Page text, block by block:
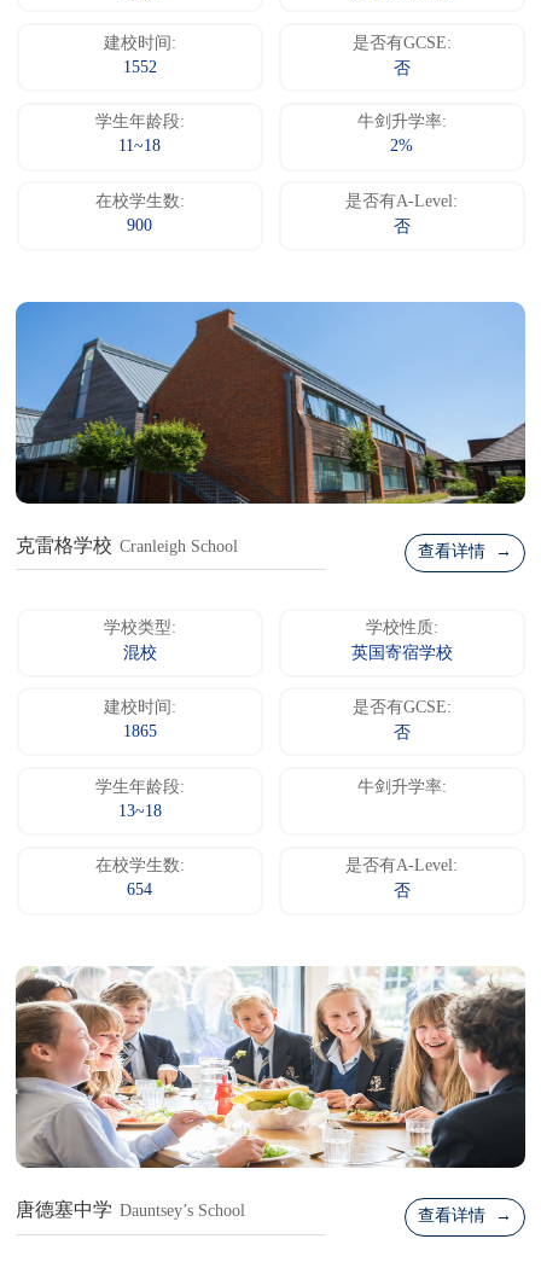
建校时间:
1552
是否有GCSE:
否
学生年龄段:
11~18
牛剑升学率:
2%
在校学生数:
900
是否有A-Level:
否
克雷格学校 Cranleigh School 查看详情 →
学校类型:
混校
学校性质:
英国寄宿学校
建校时间:
1865
是否有GCSE:
否
学生年龄段:
13~18
牛剑升学率:
在校学生数:
654
是否有A-Level:
否
唐德塞中学 Dauntsey’s School 查看详情 →